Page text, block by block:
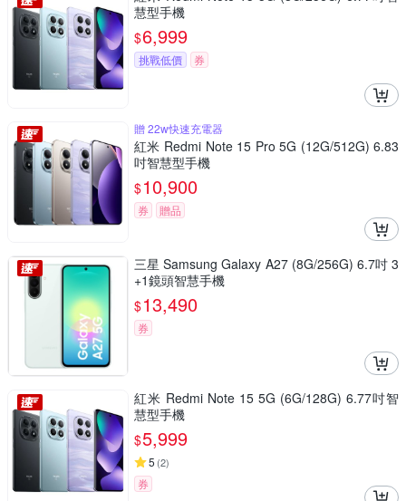
慧型手機
$6,999
挑戰低價 券
贈 22w快速充電器
紅米 Redmi Note 15 Pro 5G (12G/512G) 6.83
吋智慧型手機
$10,900
券 贈品
三星 Samsung Galaxy A27 (8G/256G) 6.7吋 3
+1鏡頭智慧手機
$13,490
券
紅米 Redmi Note 15 5G (6G/128G) 6.77吋智
慧型手機
$5,999
5 (2)
券